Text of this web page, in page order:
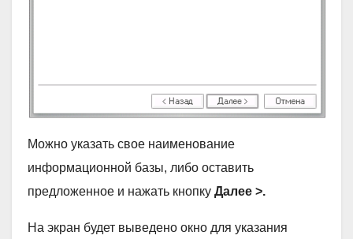
Можно указать свое наименование
информационной базы, либо оставить
предложенное и нажать кнопку Далее >.
На экран будет выведено окно для указания